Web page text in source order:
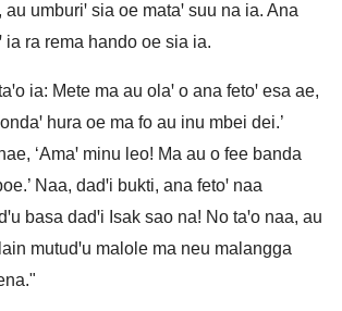
umburiꞌ sia oe mataꞌ suu na ia. Ana
ia ra rema hando oe sia ia.
ia: Mete ma au olaꞌ o ana fetoꞌ esa ae,
hura oe ma fo au inu mbei dei.’
‘Amaꞌ minu leo! Ma au o fee banda
Naa, dadꞌi bukti, ana fetoꞌ naa
basa dadꞌi Isak sao na! No taꞌo naa, au
mutudꞌu malole ma neu malangga